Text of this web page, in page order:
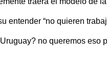
entender “no quieren
no queremos eso